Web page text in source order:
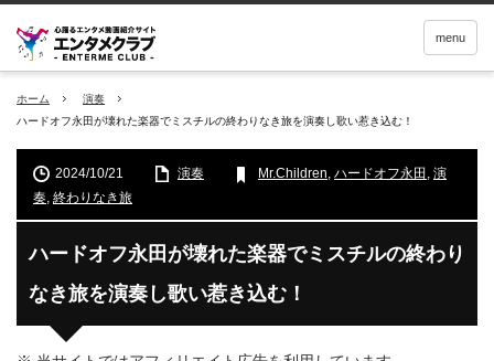
menu
ホーム
演奏
ハードオフ永田が壊れた楽器でミスチルの終わりなき旅を演奏し歌い惹き込む！
2024/10/21 演奏 Mr.Children, ハードオフ永田 , 演
奏, 終わりなき旅
ハードオフ永田が壊れた楽器でミスチルの終わり
なき旅を演奏し歌い惹き込む！